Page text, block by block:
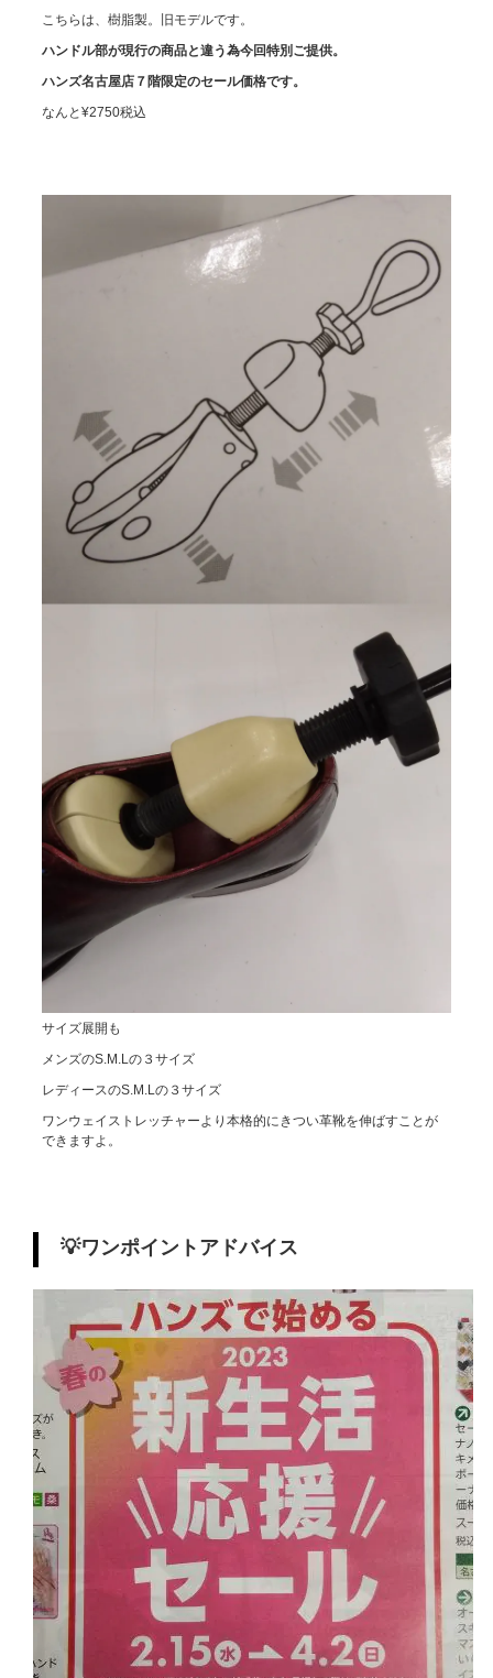
こちらは、樹脂製。旧モデルです。
ハンドル部が現行の商品と違う為今回特別ご提供。
ハンズ名古屋店７階限定のセール価格です。
なんと¥2750税込
サイズ展開も
メンズのS.M.Lの３サイズ
レディースのS.M.Lの３サイズ
ワンウェイストレッチャーより本格的にきつい革靴を伸ばすことが
できますよ。
💡ワンポイントアドバイス